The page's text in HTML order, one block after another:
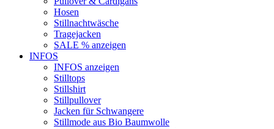
Hosen
Stillnachtwäsche
Tragejacken
SALE % anzeigen
INFOS
INFOS anzeigen
Stilltops
Stillshirt
Stillpullover
Jacken für Schwangere
Stillmode aus Bio Baumwolle